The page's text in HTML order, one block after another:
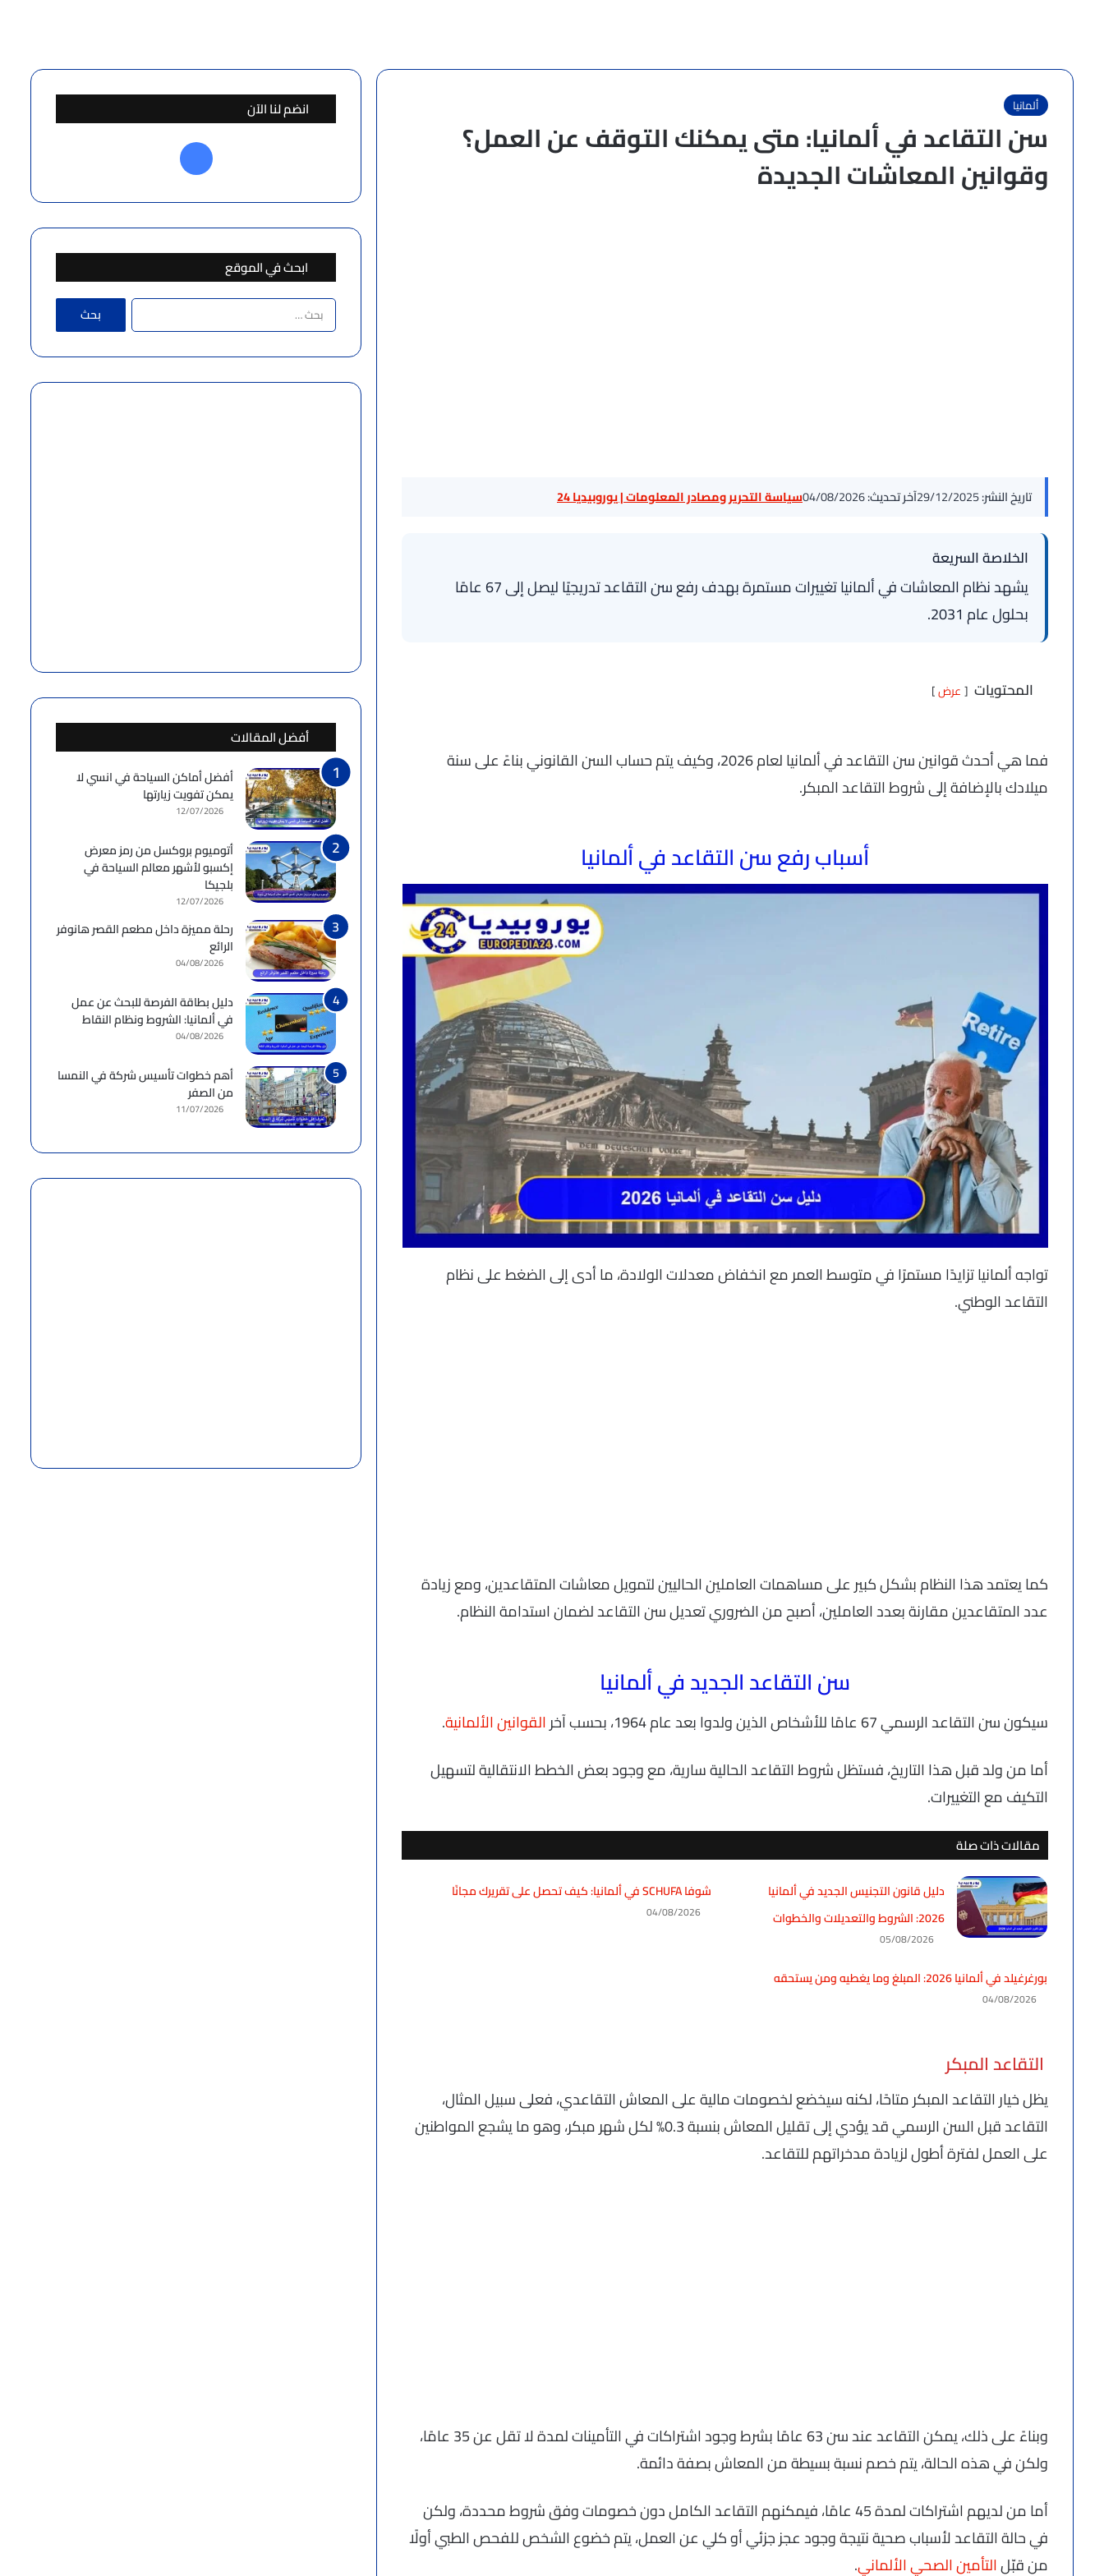
ألمانيا
سن التقاعد في ألمانيا: متى يمكنك التوقف عن العمل؟
وقوانين المعاشات الجديدة
تاريخ النشر:29/12/2025آخر تحديث:04/08/2026سياسة التحرير ومصادر المعلومات | يوروبيديا 24
الخلاصة السريعة
يشهد نظام المعاشات في ألمانيا تغييرات مستمرة بهدف رفع سن التقاعد تدريجيًا ليصل إلى 67 عامًا
بحلول عام 2031.
المحتويات عرض
فما هي أحدث قوانين سن التقاعد في ألمانيا لعام 2026، وكيف يتم حساب السن القانوني بناءً على سنة
ميلادك بالإضافة إلى شروط التقاعد المبكر.
أسباب رفع سن التقاعد في ألمانيا
تواجه ألمانيا تزايدًا مستمرًا في متوسط العمر مع انخفاض معدلات الولادة، ما أدى إلى الضغط على نظام
التقاعد الوطني.
كما يعتمد هذا النظام بشكل كبير على مساهمات العاملين الحاليين لتمويل معاشات المتقاعدين، ومع زيادة
عدد المتقاعدين مقارنة بعدد العاملين، أصبح من الضروري تعديل سن التقاعد لضمان استدامة النظام.
سن التقاعد الجديد في ألمانيا
سيكون سن التقاعد الرسمي 67 عامًا للأشخاص الذين ولدوا بعد عام 1964، بحسب آخر القوانين الألمانية.
أما من ولد قبل هذا التاريخ، فستظل شروط التقاعد الحالية سارية، مع وجود بعض الخطط الانتقالية لتسهيل
التكيف مع التغييرات.
مقالات ذات صلة
دليل قانون التجنيس الجديد في ألمانيا
2026: الشروط والتعديلات والخطوات
05/08/2026
شوفا SCHUFA في ألمانيا: كيف تحصل على تقريرك مجانًا
04/08/2026
بورغرغيلد في ألمانيا 2026: المبلغ وما يغطيه ومن يستحقه
04/08/2026
التقاعد المبكر
يظل خيار التقاعد المبكر متاحًا، لكنه سيخضع لخصومات مالية على المعاش التقاعدي، فعلى سبيل المثال،
التقاعد قبل السن الرسمي قد يؤدي إلى تقليل المعاش بنسبة 0.3% لكل شهر مبكر، وهو ما يشجع المواطنين
على العمل لفترة أطول لزيادة مدخراتهم للتقاعد.
وبناءً على ذلك، يمكن التقاعد عند سن 63 عامًا بشرط وجود اشتراكات في التأمينات لمدة لا تقل عن 35 عامًا،
ولكن في هذه الحالة، يتم خصم نسبة بسيطة من المعاش بصفة دائمة.
أما من لديهم اشتراكات لمدة 45 عامًا، فيمكنهم التقاعد الكامل دون خصومات وفق شروط محددة، ولكن
في حالة التقاعد لأسباب صحية نتيجة وجود عجز جزئي أو كلي عن العمل، يتم خضوع الشخص للفحص الطبي أولًا
من قبّلالتأمين الصحي الألماني.
انضم لنا الآن
فيسبوك
ابحث في الموقع
البحث
عن:
أفضل المقالات
أفضل أماكن السياحة في انسي لا
يمكن تفويت زيارتها
12/07/2026
أتوميوم بروكسل من رمز معرض
إكسبو لأشهر معالم السياحة في
بلجيكا
12/07/2026
رحلة مميزة داخل مطعم القصر هانوفر
الرائع
04/08/2026
دليل بطاقة الفرصة للبحث عن عمل
في ألمانيا: الشروط ونظام النقاط
04/08/2026
أهم خطوات تأسيس شركة في النمسا
من الصفر
11/07/2026